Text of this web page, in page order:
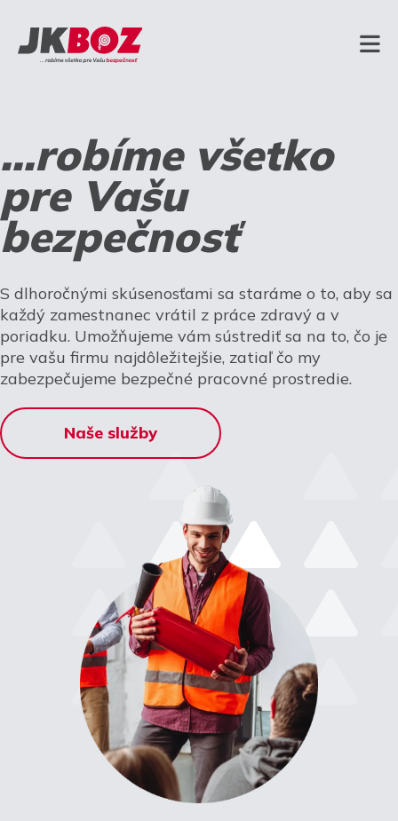
...robíme všetko
pre Vašu
bezpečnosť
S dlhoročnými skúsenosťami sa staráme o to, aby sa
každý zamestnanec vrátil z práce zdravý a v
poriadku. Umožňujeme vám sústrediť sa na to, čo je
pre vašu firmu najdôležitejšie, zatiaľ čo my
zabezpečujeme bezpečné pracovné prostredie.
Naše služby